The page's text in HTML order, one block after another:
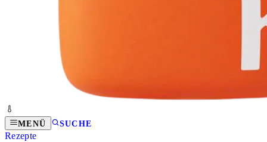
MENÜ SUCHE
Rezepte